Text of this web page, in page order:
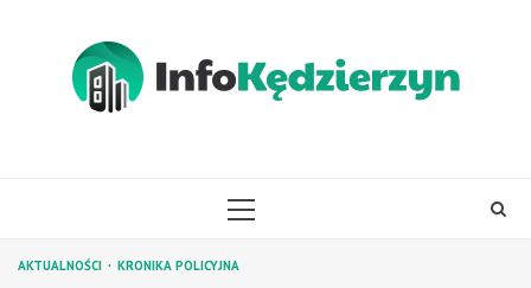
PRIMARY
AKTUALNOŚCI KRONIKA POLICYJNA